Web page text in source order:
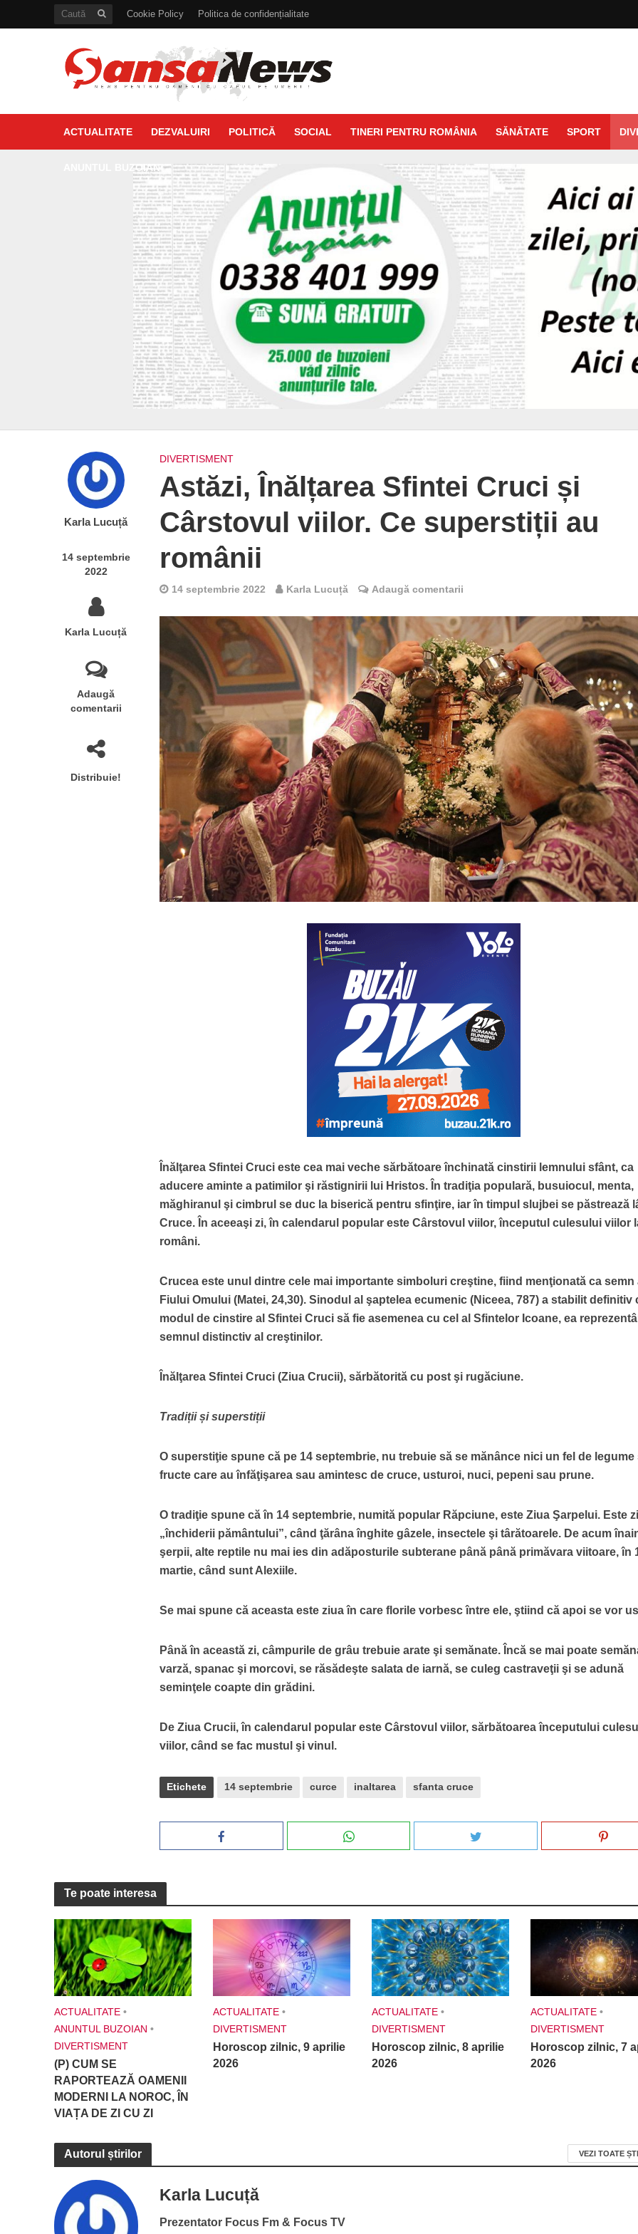
Cookie Policy Politica de confidențialitate
ACTUALITATE DEZVALUIRI POLITICĂ SOCIAL TINERI PENTRU ROMÂNIA SĂNĂTATE SPORT
ANUNTUL BUZOIAN
Karla Lucuță
14 septembrie
2022
Karla Lucuță
Adaugă
comentarii
Distribuie!
DIVERTISMENT
Astăzi, Înălțarea Sfintei Cruci și
Cârstovul viilor. Ce superstiții au
românii
14 septembrie 2022 Karla Lucuță Adaugă comentarii
Înălţarea Sfintei Cruci este cea mai veche sărbătoare închinată cinstirii lemnului sfânt, ca
aducere aminte a patimilor şi răstignirii lui Hristos. În tradiţia populară, busuiocul, menta,
măghiranul şi cimbrul se duc la biserică pentru sfinţire, iar în timpul slujbei se păstrează
Cruce. În aceeaşi zi, în calendarul popular este Cârstovul viilor, începutul culesului viilor
români.
Crucea este unul dintre cele mai importante simboluri creştine, fiind menţionată ca semn
Fiului Omului (Matei, 24,30). Sinodul al şaptelea ecumenic (Niceea, 787) a stabilit definitiv
modul de cinstire al Sfintei Cruci să fie asemenea cu cel al Sfintelor Icoane, ea
semnul distinctiv al creştinilor.
Înălţarea Sfintei Cruci (Ziua Crucii), sărbătorită cu post şi rugăciune.
Tradiții și superstiții
O superstiţie spune că pe 14 septembrie, nu trebuie să se mănânce nici un fel de legume
fructe care au înfăţişarea sau amintesc de cruce, usturoi, nuci, pepeni sau prune.
O tradiţie spune că în 14 septembrie, numită popular Răpciune, este Ziua Şarpelui. Este
„închiderii pământului”, când ţărâna înghite gâzele, insectele şi târătoarele. De acum
şerpii, alte reptile nu mai ies din adăposturile subterane până până primăvara viitoare, în
martie, când sunt Alexiile.
Se mai spune că aceasta este ziua în care florile vorbesc între ele, ştiind că apoi se vor
Până în această zi, câmpurile de grâu trebuie arate şi semănate. Încă se mai poate
varză, spanac şi morcovi, se răsădeşte salata de iarnă, se culeg castraveţii şi se adună
seminţele coapte din grădini.
De Ziua Crucii, în calendarul popular este Cârstovul viilor, sărbătoarea începutului
viilor, când se fac mustul şi vinul.
Etichete 14 septembrie curce inaltarea sfanta cruce
Te poate interesa
ACTUALITATE •
ANUNTUL BUZOIAN •
DIVERTISMENT
(P) CUM SE
RAPORTEAZĂ OAMENII
MODERNI LA NOROC, ÎN
VIAȚA DE ZI CU ZI
ACTUALITATE •
DIVERTISMENT
Horoscop zilnic, 9 aprilie
2026
ACTUALITATE •
DIVERTISMENT
Horoscop zilnic, 8 aprilie
2026
ACTUALITATE •
DIVERTISMENT
Horoscop zilnic, 7
2026
Autorul știrilor VEZI TOATE
Karla Lucuță
Prezentator Focus Fm & Focus TV